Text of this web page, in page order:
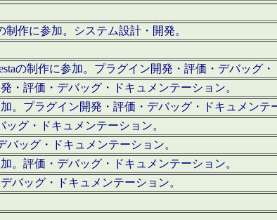
作に参加。システム設計・開発。
の制作に参加。プラグイン開発・評価・デバッグ
・評価・デバッグ・ドキュメンテーション。
。プラグイン開発・評価・デバッグ・ドキュメンテ
グ・ドキュメンテーション。
バッグ・ドキュメンテーション。
。評価・デバッグ・ドキュメンテーション。
バッグ・ドキュメンテーション。